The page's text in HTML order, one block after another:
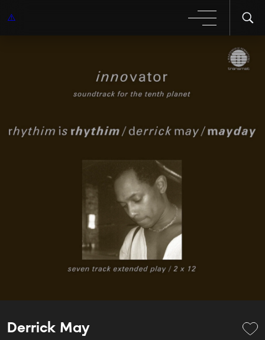
Derrick May